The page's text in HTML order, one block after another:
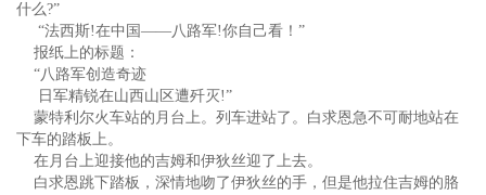
什么?”
“法西斯!在中国——八路军!你自己看！”
报纸上的标题：
“八路军创造奇迹
日军精锐在山西山区遭歼灭!”
蒙特利尔火车站的月台上。列车进站了。白求恩急不可耐地站在
下车的踏板上。
在月台上迎接他的吉姆和伊狄丝迎了上去。
白求恩跳下踏板，深情地吻了伊狄丝的手，但是他拉住吉姆的胳